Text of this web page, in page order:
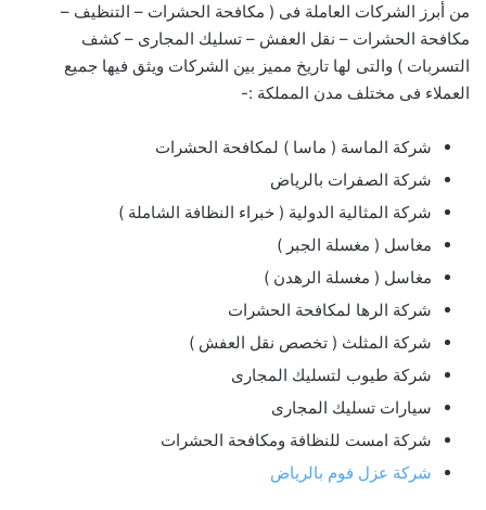
من أبرز الشركات العاملة فى ( مكافحة الحشرات – التنظيف –
مكافحة الحشرات – نقل العفش – تسليك المجارى – كشف
التسربات ) والتى لها تاريخ مميز بين الشركات ويثق فيها جميع
العملاء فى مختلف مدن المملكة :-
شركة الماسة ( ماسا ) لمكافحة الحشرات
شركة الصفرات بالرياض
شركة المثالية الدولية ( خبراء النظافة الشاملة )
مغاسل ( مغسلة الجبر )
مغاسل ( مغسلة الرهدن )
شركة الرها لمكافحة الحشرات
شركة المثلث ( تخصص نقل العفش )
شركة طيوب لتسليك المجارى
سيارات تسليك المجارى
شركة امست للنظافة ومكافحة الحشرات
شركة عزل فوم بالرياض